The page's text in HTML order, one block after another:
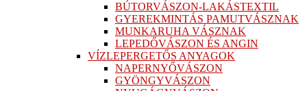
BÚTORVÁSZON-LAKÁSTEXTIL
GYEREKMINTÁS PAMUTVÁSZNAK
MUNKARUHA VÁSZNAK
LEPEDŐVÁSZON ÉS ANGIN
VÍZLEPERGETŐS ANYAGOK
NAPERNYŐVÁSZON
GYÖNGYVÁSZON